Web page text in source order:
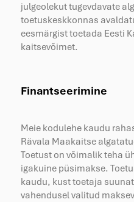
julgeolekut tugevdavate
toetuskeskkonnas
eesmärgist toetada Eesti
kaitsevõimet.
Finantseerimine
Meie kodulehe kaudu
Rävala Maakaitse
Toetust on võimalik teha
igakuine püsimakse.
kaudu, kust toetaja
vahendusel valitud